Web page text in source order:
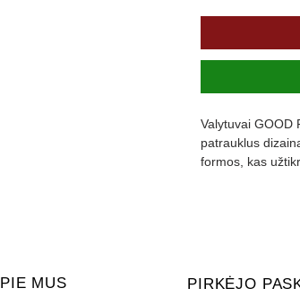
Valytuvai GOOD
patrauklus
formos, kas
MUS PIRKĖJO